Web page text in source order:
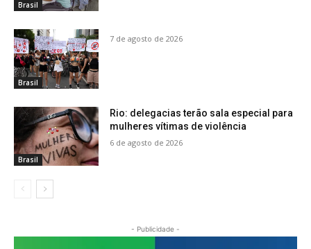
Brasil
Brasil
7 de agosto de 2026
Brasil
Rio: delegacias terão sala especial para
mulheres vítimas de violência
6 de agosto de 2026
- Publicidade -